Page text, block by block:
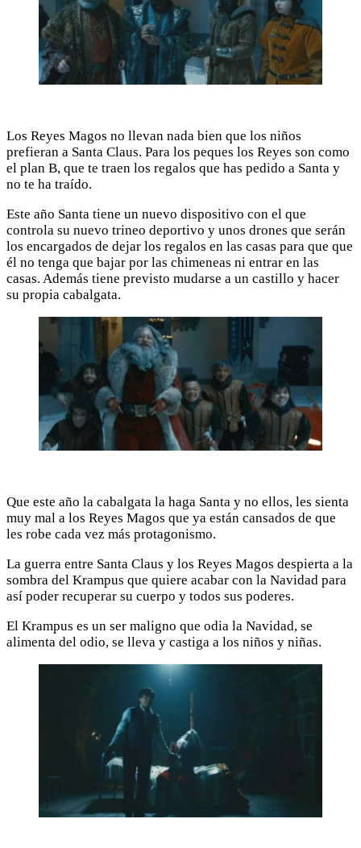
Los Reyes Magos no llevan nada bien que los niños
prefieran a Santa Claus. Para los peques los Reyes son como
el plan B, que te traen los regalos que has pedido a Santa y
no te ha traído.
Este año Santa tiene un nuevo dispositivo con el que
controla su nuevo trineo deportivo y unos drones que serán
los encargados de dejar los regalos en las casas para que que
él no tenga que bajar por las chimeneas ni entrar en las
casas. Además tiene previsto mudarse a un castillo y hacer
su propia cabalgata.
Que este año la cabalgata la haga Santa y no ellos, les sienta
muy mal a los Reyes Magos que ya están cansados de que
les robe cada vez más protagonismo.
La guerra entre Santa Claus y los Reyes Magos despierta a la
sombra del Krampus que quiere acabar con la Navidad para
así poder recuperar su cuerpo y todos sus poderes.
El Krampus es un ser maligno que odia la Navidad, se
alimenta del odio, se lleva y castiga a los niños y niñas.